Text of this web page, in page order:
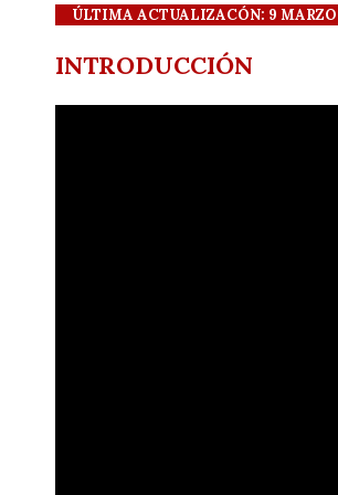
ÚLTIMA ACTUALIZACÓN: 9 MARZO
INTRODUCCIÓN